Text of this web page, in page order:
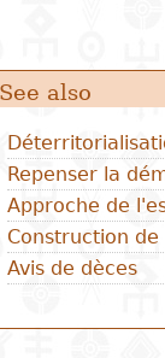
See also
Repenser la
Approche de
Construction
Avis de dèces